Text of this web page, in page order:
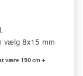
.
vælg 8x15 mm
være 150 cm +